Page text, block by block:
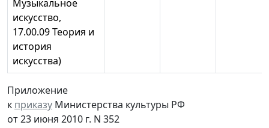
Музыкальное
искусство,
17.00.09 Теория и
история
искусства)
Приложение
к приказу Министерства культуры РФ
от 23 июня 2010 г. N 352